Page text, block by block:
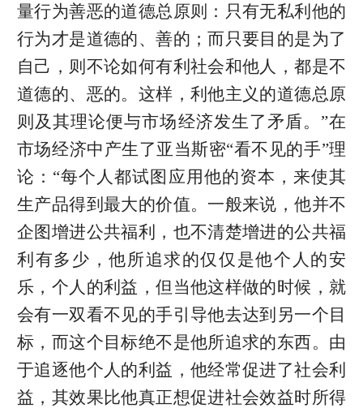
量行为善恶的道德总原则：只有无私利他的
行为才是道德的、善的；而只要目的是为了
自己，则不论如何有利社会和他人，都是不
道德的、恶的。这样，利他主义的道德总原
则及其理论便与市场经济发生了矛盾。”在
市场经济中产生了亚当斯密“看不见的手”理
论：“每个人都试图应用他的资本，来使其
生产品得到最大的价值。一般来说，他并不
企图增进公共福利，也不清楚增进的公共福
利有多少，他所追求的仅仅是他个人的安
乐，个人的利益，但当他这样做的时候，就
会有一双看不见的手引导他去达到另一个目
标，而这个目标绝不是他所追求的东西。由
于追逐他个人的利益，他经常促进了社会利
益，其效果比他真正想促进社会效益时所得